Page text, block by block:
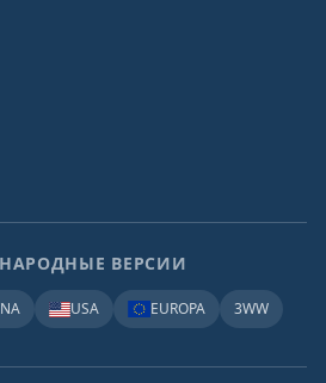
ВЕРСИИ
USA EUROPA 3WW